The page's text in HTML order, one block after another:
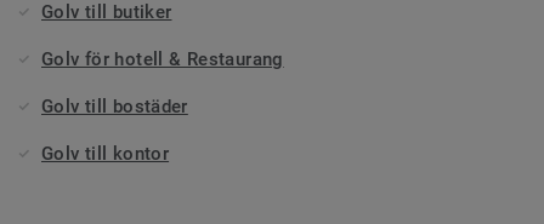
Golv till butiker
Golv för hotell & Restaurang
Golv till bostäder
Golv till kontor